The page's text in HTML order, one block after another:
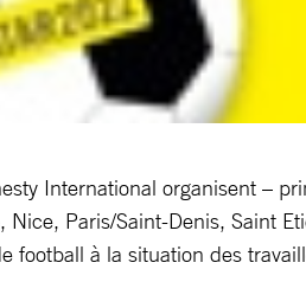
International organisent –
Nice, Paris/Saint-Denis, Saint
football à la situation des